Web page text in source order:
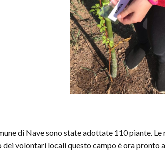
di Nave sono state adottate 110 piante.
volontari locali questo campo è ora pronto